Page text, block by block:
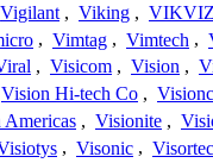
Vigilant , Viking , VIKVIZ
, Vimtag , Vimtech ,
, Visicom , Vision ,
Vision Hi-tech Co ,
, Visionite ,
, Visonic ,